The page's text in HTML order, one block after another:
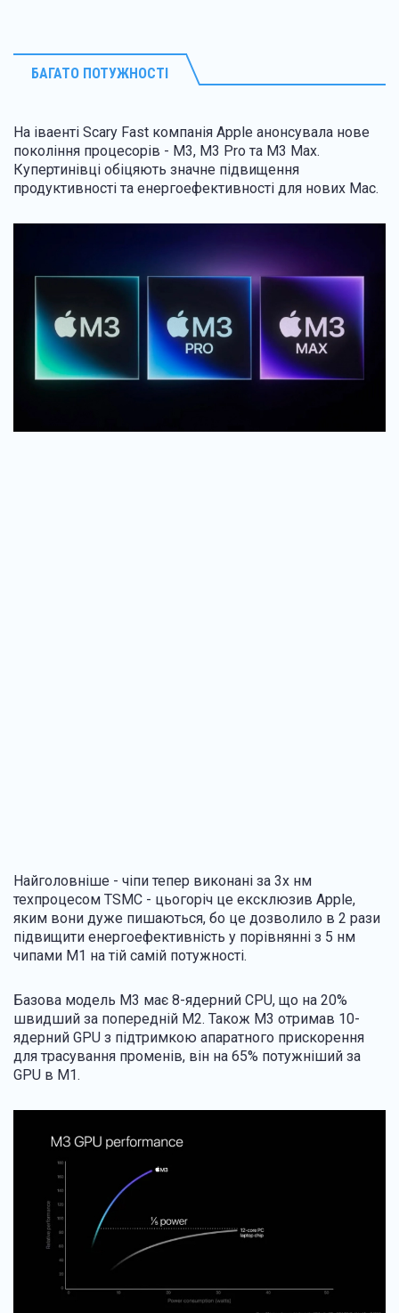
БАГАТО ПОТУЖНОСТІ
На іваенті Scary Fast компанія Apple анонсувала нове
покоління процесорів - M3, M3 Pro та M3 Max.
Купертинівці обіцяють значне підвищення
продуктивності та енергоефективності для нових Mac.
Найголовніше - чіпи тепер виконані за 3х нм
техпроцесом TSMC - цьогоріч це ексклюзив Apple,
яким вони дуже пишаються, бо це дозволило в 2 рази
підвищити енергоефективність у порівнянні з 5 нм
чипами M1 на тій самій потужності.
Базова модель M3 має 8-ядерний CPU, що на 20%
швидший за попередній M2. Також M3 отримав 10-
ядерний GPU з підтримкою апаратного прискорення
для трасування променів, він на 65% потужніший за
GPU в M1.